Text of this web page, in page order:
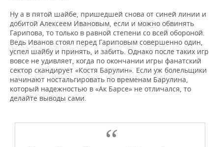
Ну а в пятой шайбе, пришедшей снова от синей линии и
добитой Алексеем Ивановым, если и можно обвинять
Гарипова, то только в равной степени со всей обороной.
Ведь Иванов стоял перед Гариповым совершенно один,
успел шайбу и принять, и забить. Однако после таких игр
вовсе не удивляет, когда по окончании игры фанатский
сектор скандирует «Костя Барулин». Если уж болельщики
начинают ностальгировать по временам Барулина,
который надежностью в «Ак Барсе» не отличался, то
делайте выводы сами.